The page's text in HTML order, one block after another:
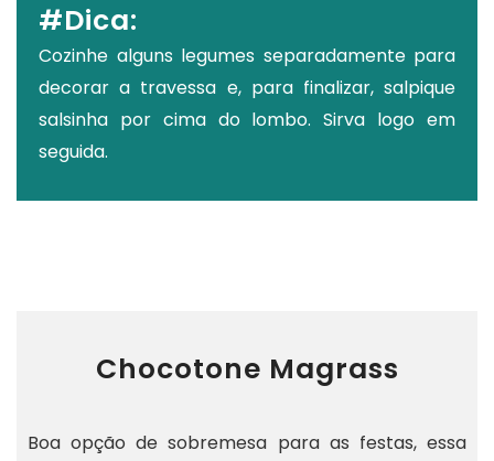
#Dica:
Cozinhe alguns legumes separadamente para
decorar a travessa e, para finalizar, salpique
salsinha por cima do lombo. Sirva logo em
seguida.
Chocotone Magrass
Boa opção de sobremesa para as festas, essa